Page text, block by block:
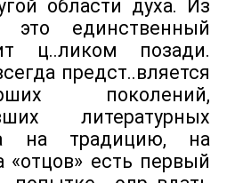
области духа. Из
это единственный
ц..ликом позади.
предст..вляется
поколений,
литературных
на традицию, на
«отцов» есть первый